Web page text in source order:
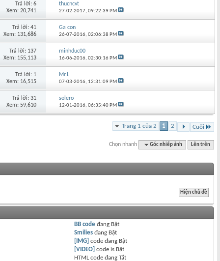
Trả lời: 6
Xem: 20,741
thucncvt
27-02-2017,09:22:39 PM
Trả lời: 41
Xem: 131,686
Ga con
26-07-2016,02:06:38 PM
Trả lời: 137
Xem: 155,113
minhduc00
16-06-2016,02:30:16 PM
Trả lời: 1
Xem: 16,515
Mr.L
07-03-2016, 12:31:09 PM
Trả lời: 31
Xem: 59,610
solero
12-01-2016,06:35:40 PM
Trang 1 của 2 1 2 Cuối
Chọn nhanh Góc nhiếp ảnh Lên trên
BB code đang Bật
Smilies đang Bật
[IMG] code đang Bật
[VIDEO] code is Bật
HTML code đangTắt